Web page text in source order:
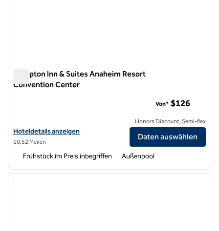
Hampton Inn & Suites Anaheim Resort
Convention Center
Hoteldetails für das Hampton Inn & Suites Anaheim Resort
Hoteldetails anzeigen
10,52 Meilen
Von* $126
Honors Discount, Semi-flex
Daten auswählen
Frühstück im Preis inbegriffen Außenpool
1 von 12